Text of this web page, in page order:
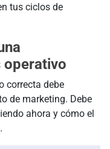
tus ciclos de
operativo
correcta debe
de marketing. Debe
ahora y cómo el